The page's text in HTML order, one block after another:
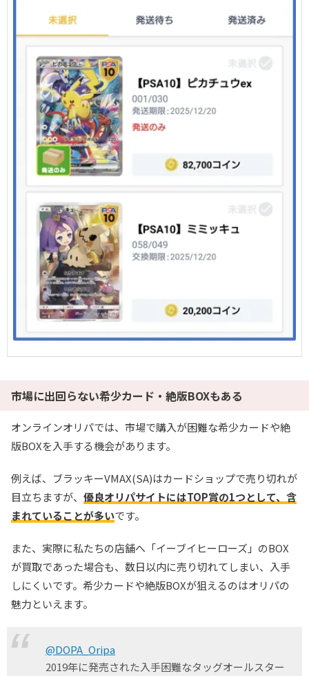
市場に出回らない希少カード・絶版BOXもある
オンラインオリパでは、市場で購入が困難な希少カードや絶
版BOXを入手する機会があります。
例えば、ブラッキーVMAX(SA)はカードショップで売り切れが
目立ちますが、 優良オリパサイトにはTOP賞の1つとして、含
まれていることが多いです。
また、実際に私たちの店舗へ「イーブイヒーローズ」のBOX
が買取であった場合も、数日以内に売り切れてしまい、入手
しにくいです。希少カードや絶版BOXが狙えるのはオリパの
魅力といえます。
@DOPA_Oripa
2019年に発売された入手困難なタッグオールスター